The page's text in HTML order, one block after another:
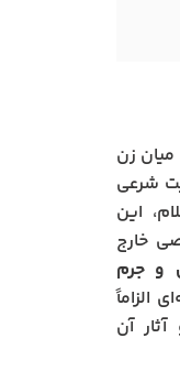
میان زن
شرعی
این
خارج
و جرم
الزاماً
آن